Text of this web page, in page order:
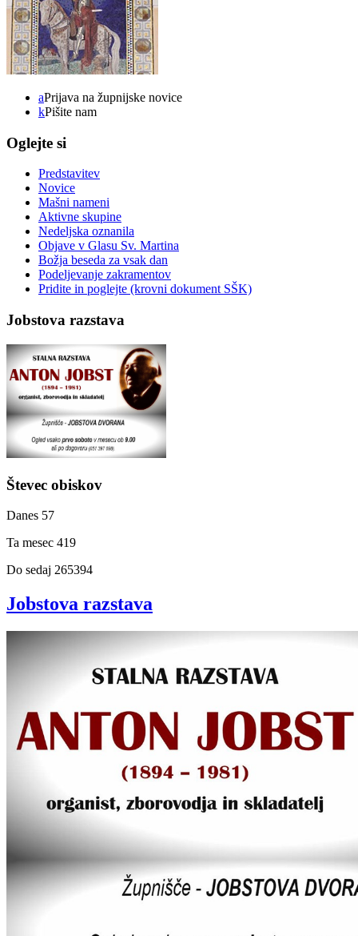
aPrijava na župnijske novice
kPišite nam
Oglejte si
Predstavitev
Novice
Mašni nameni
Aktivne skupine
Nedeljska oznanila
Objave v Glasu Sv. Martina
Božja beseda za vsak dan
Podeljevanje zakramentov
Pridite in poglejte (krovni dokument SŠK)
Jobstova razstava
Števec obiskov
Danes 57
Ta mesec 419
Do sedaj 265394
Jobstova razstava